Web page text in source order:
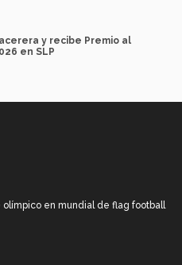
y recibe Premio al
en SLP
olímpico en mundial de flag football